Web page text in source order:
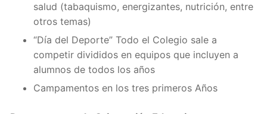
salud (tabaquismo, energizantes, nutrición, entre
otros temas)
“Día del Deporte” Todo el Colegio sale a
competir divididos en equipos que incluyen a
alumnos de todos los años
Campamentos en los tres primeros Años